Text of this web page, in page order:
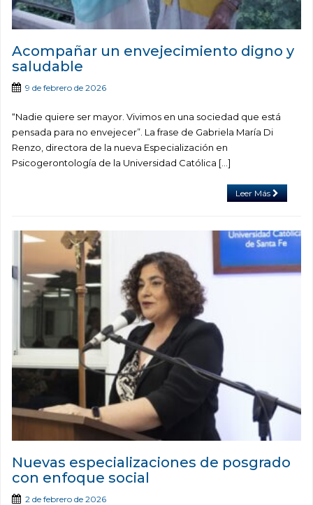
Acompañar un envejecimiento digno y
saludable
9 de febrero de 2026
“Nadie quiere ser mayor. Vivimos en una sociedad que está
pensada para no envejecer”. La frase de Gabriela María Di
Renzo, directora de la nueva Especialización en
Psicogerontología de la Universidad Católica […]
Leer Más
Nuevas especializaciones de posgrado
con enfoque social
2 de febrero de 2026